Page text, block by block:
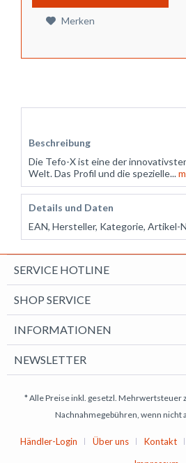
Merken
Beschreibung
Die Tefo-X ist eine der
Welt. Das Profil und die spezielle...
Details und Daten
EAN, Hersteller, Kategorie, Artikel-
SERVICE HOTLINE
SHOP SERVICE
INFORMATIONEN
NEWSLETTER
* Alle Preise inkl. gesetzl. Mehrwertsteuer
Nachnahmegebühren, wenn nicht
Händler-Login Über uns Kontakt